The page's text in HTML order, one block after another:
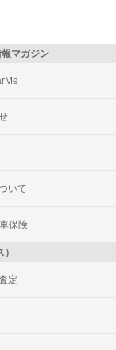
マガジン
いて
保険
定